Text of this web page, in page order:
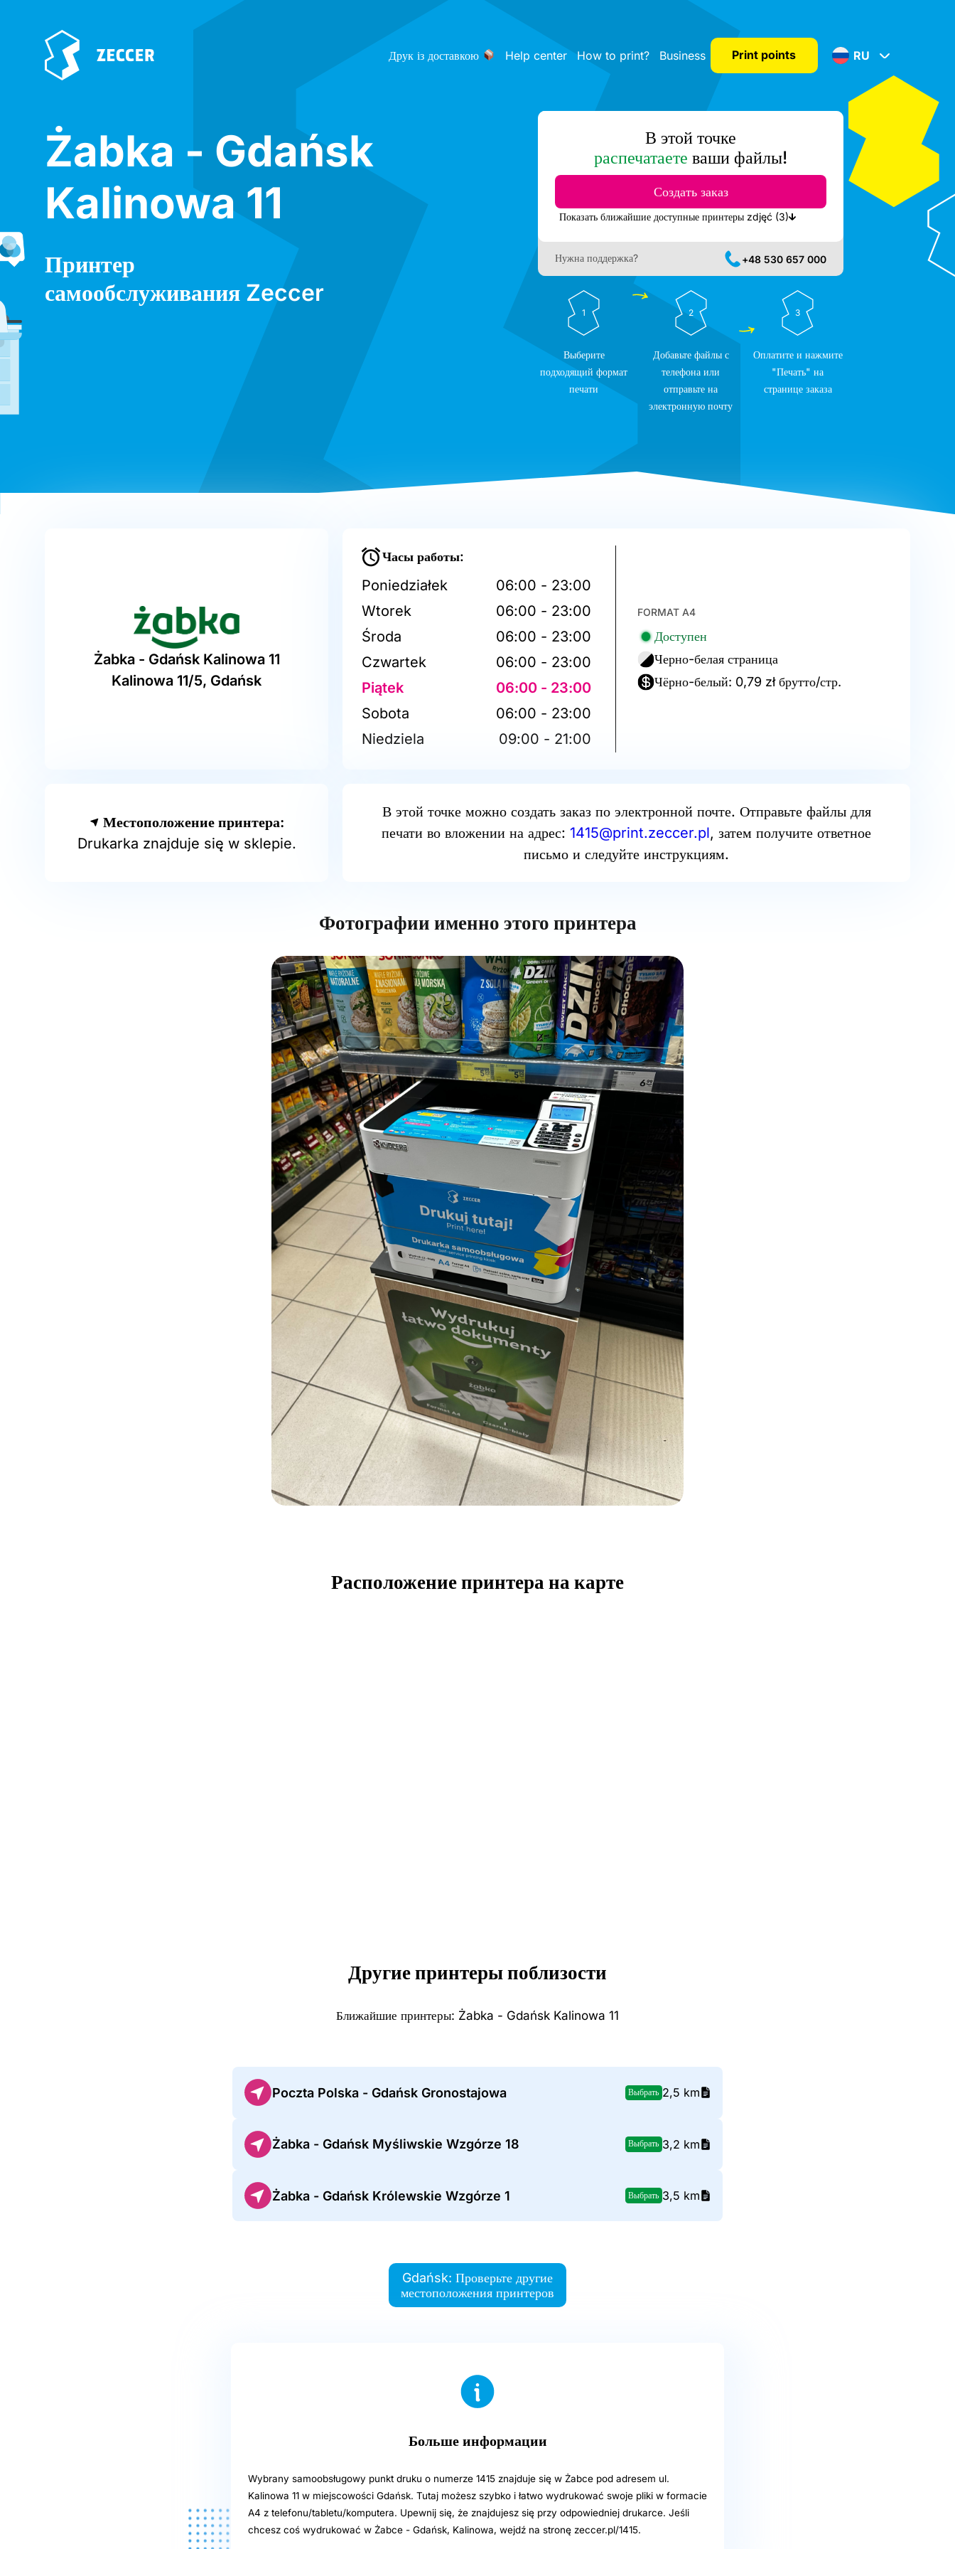
Друк із доставкою Help center How to print? Business Print points RU
Żabka - Gdańsk
Kalinowa 11
Принтер
самообслуживания Zeccer
В этой точке
распечатаете ваши файлы!
Создать заказ
Показать ближайшие доступные принтеры zdjęć (3)
Нужна поддержка? +48 530 657 000
1
Выберите
подходящий формат
печати
2
Добавьте файлы с
телефона или
отправьте на
электронную почту
3
Оплатите и нажмите
"Печать" на
странице заказа
Żabka - Gdańsk Kalinowa 11
Kalinowa 11/5, Gdańsk
Часы работы:
Poniedziałek
06:00 - 23:00
Wtorek
06:00 - 23:00
Środa
06:00 - 23:00
Czwartek
06:00 - 23:00
Piątek
06:00 - 23:00
Sobota
06:00 - 23:00
Niedziela
09:00 - 21:00
FORMAT A4
Доступен
Черно-белая страница
Чёрно-белый: 0,79 zł брутто/стр.
Местоположение принтера:
Drukarka znajduje się w sklepie.
В этой точке можно создать заказ по электронной почте. Отправьте файлы для
печати во вложении на адрес: 1415@print.zeccer.pl, затем получите ответное
письмо и следуйте инструкциям.
Фотографии именно этого принтера
Расположение принтера на карте
Другие принтеры поблизости
Ближайшие принтеры: Żabka - Gdańsk Kalinowa 11
Poczta Polska - Gdańsk Gronostajowa Выбрать 2,5 km
Żabka - Gdańsk Myśliwskie Wzgórze 18 Выбрать 3,2 km
Żabka - Gdańsk Królewskie Wzgórze 1 Выбрать 3,5 km
Gdańsk: Проверьте другие
местоположения принтеров
Больше информации
Wybrany samoobsługowy punkt druku o numerze 1415 znajduje się w Żabce pod adresem ul.
Kalinowa 11 w miejscowości Gdańsk. Tutaj możesz szybko i łatwo wydrukować swoje pliki w formacie
A4 z telefonu/tabletu/komputera. Upewnij się, że znajdujesz się przy odpowiedniej drukarce. Jeśli
chcesz coś wydrukować w Żabce - Gdańsk, Kalinowa, wejdź na stronę zeccer.pl/1415.